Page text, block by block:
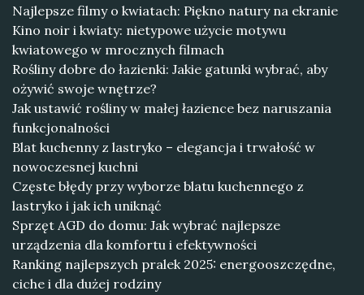
Najlepsze filmy o kwiatach: Piękno natury na ekranie
Kino noir i kwiaty: nietypowe użycie motywu
kwiatowego w mrocznych filmach
Rośliny dobre do łazienki: Jakie gatunki wybrać, aby
ożywić swoje wnętrze?
Jak ustawić rośliny w małej łazience bez naruszania
funkcjonalności
Blat kuchenny z lastryko – elegancja i trwałość w
nowoczesnej kuchni
Częste błędy przy wyborze blatu kuchennego z
lastryko i jak ich uniknąć
Sprzęt AGD do domu: Jak wybrać najlepsze
urządzenia dla komfortu i efektywności
Ranking najlepszych pralek 2025: energooszczędne,
ciche i dla dużej rodziny